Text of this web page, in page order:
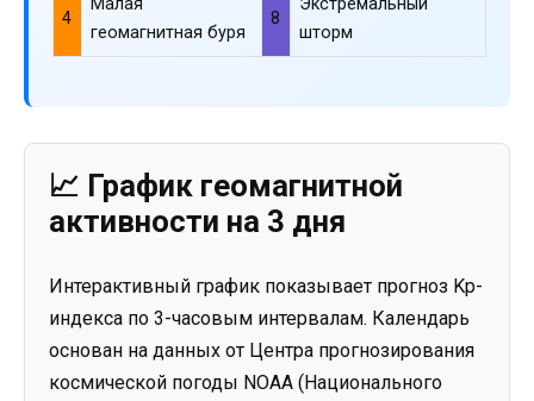
4
Малая
геомагнитная буря
8
Экстремальный
шторм
📈 График геомагнитной
активности на 3 дня
Интерактивный график показывает прогноз Kp-
индекса по 3-часовым интервалам. Календарь
основан на данных от Центра прогнозирования
космической погоды NOAA (Национального